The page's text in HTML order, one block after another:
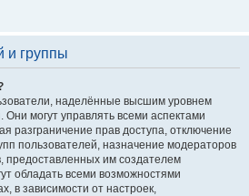
и группы
наделённые высшим уровнем
могут управлять всеми аспектами
разграничение прав доступа, отключение
пользователей, назначение модераторов
предоставленных им создателем
обладать всеми возможностями
в зависимости от настроек,